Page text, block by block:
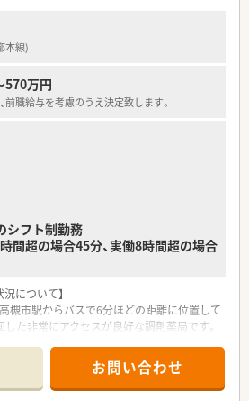
メリハリを持って仕事に取り組める環境が
るなど、家庭との両立に非常に理解がある職
直されており、状況に応じてグループ企業か
など、現場の負担を最小限に抑える工夫をし
本線)
570万円
職給与を考慮のうえ決定致します。
シフト制勤務
超の場合45分、実働8時間超の場合
について】
槻市駅からバスで6分ほどの距離に位置して
した非常にアクセスが良好な調剤薬局です。
枚から50枚前後の処方箋を取り扱います。
非常勤1名が在籍しており、常時2名から3
ているため、安心して実務に取り組めます。
お問い合わせ